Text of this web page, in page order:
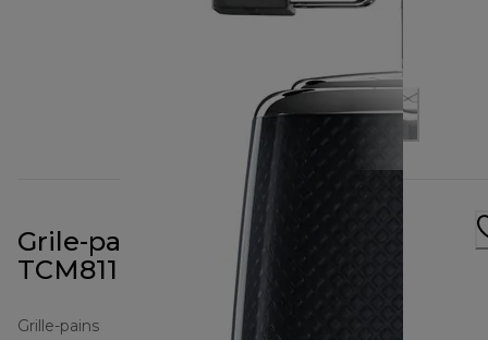
Grile-pain Mesmerine Noir
TCM811BK
Grille-pains